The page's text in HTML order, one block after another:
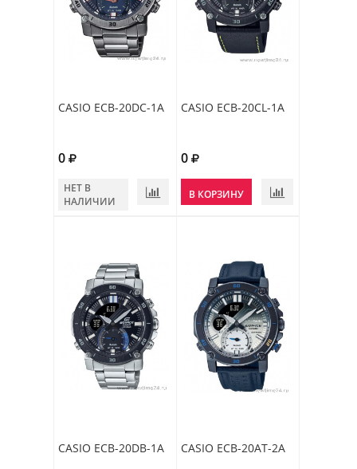
CASIO ECB-20DC-1A
0
НЕТ В
НАЛИЧИИ
CASIO ECB-20CL-1A
0
В КОРЗИНУ
CASIO ECB-20DB-1A CASIO ECB-20AT-2A